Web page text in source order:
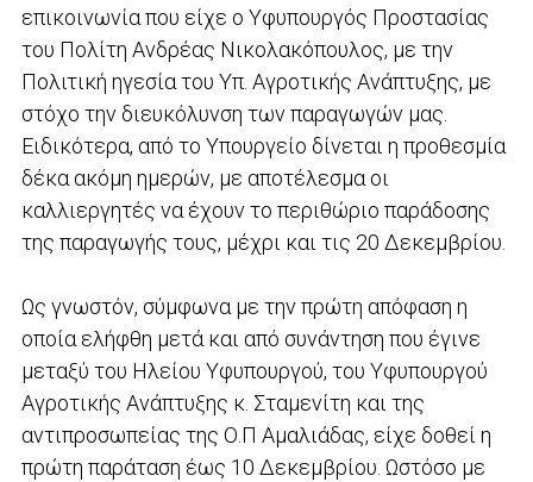
επικοινωνία που είχε ο Υφυπουργός Προστασίας
του Πολίτη Ανδρέας Νικολακόπουλος, με την
Πολιτική ηγεσία του Υπ. Αγροτικής Ανάπτυξης, με
στόχο την διευκόλυνση των παραγωγών μας.
Ειδικότερα, από το Υπουργείο δίνεται η προθεσμία
δέκα ακόμη ημερών, με αποτέλεσμα οι
καλλιεργητές να έχουν το περιθώριο παράδοσης
της παραγωγής τους, μέχρι και τις 20 Δεκεμβρίου.
Ως γνωστόν, σύμφωνα με την πρώτη απόφαση η
οποία ελήφθη μετά και από συνάντηση που έγινε
μεταξύ του Ηλείου Υφυπουργού, του Υφυπουργού
Αγροτικής Ανάπτυξης κ. Σταμενίτη και της
αντιπροσωπείας της Ο.Π Αμαλιάδας, είχε δοθεί η
πρώτη παράταση έως 10 Δεκεμβρίου. Ωστόσο με